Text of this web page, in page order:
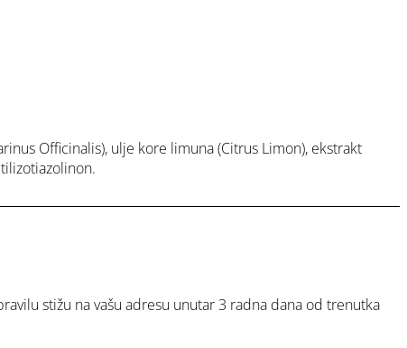
Officinalis), ulje kore limuna (Citrus Limon), ekstrakt
stižu na vašu adresu unutar 3 radna dana od trenutka